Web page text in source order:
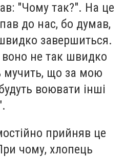
"Чому так?". На це
до нас, бо думав,
завершиться.
не так швидко
мучить, що за мою
воювати інші
прийняв це
чому, хлопець